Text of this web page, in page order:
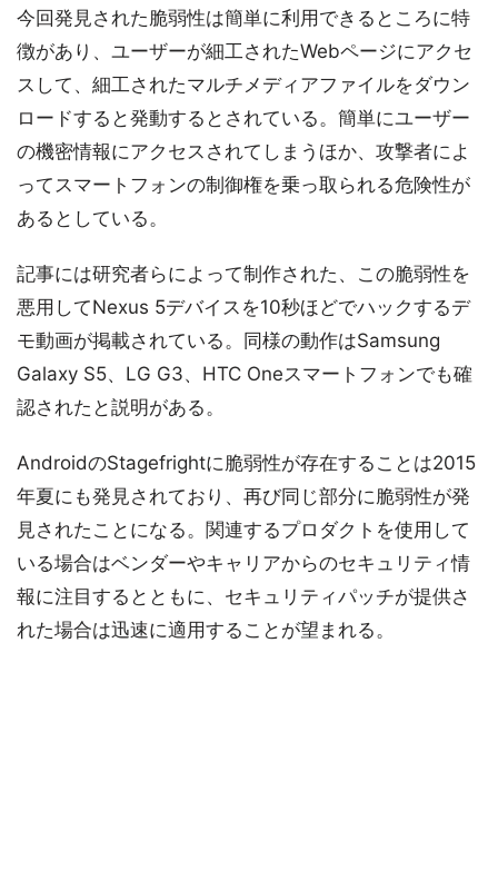
今回発見された脆弱性は簡単に利用できるところに特
徴があり、ユーザーが細工されたWebページにアクセ
スして、細工されたマルチメディアファイルをダウン
ロードすると発動するとされている。簡単にユーザー
の機密情報にアクセスされてしまうほか、攻撃者によ
ってスマートフォンの制御権を乗っ取られる危険性が
あるとしている。
記事には研究者らによって制作された、この脆弱性を
悪用してNexus 5デバイスを10秒ほどでハックするデ
モ動画が掲載されている。同様の動作はSamsung
Galaxy S5、LG G3、HTC Oneスマートフォンでも確
認されたと説明がある。
AndroidのStagefrightに脆弱性が存在することは2015
年夏にも発見されており、再び同じ部分に脆弱性が発
見されたことになる。関連するプロダクトを使用して
いる場合はベンダーやキャリアからのセキュリティ情
報に注目するとともに、セキュリティパッチが提供さ
れた場合は迅速に適用することが望まれる。